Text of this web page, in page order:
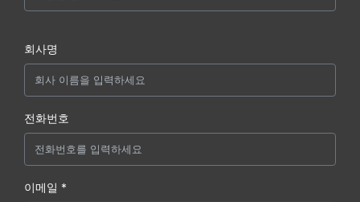
회사명
전화번호
이메일 *